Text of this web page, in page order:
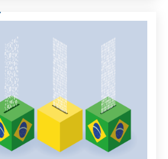
sollte sich Deutschland
Arbeitskreis Junge
in diesem Analysen &
für die
der deutschen